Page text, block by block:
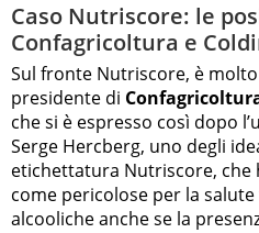
Caso Nutriscore: le
Confagricoltura e
Sul fronte Nutriscore, è
presidente di
che si è espresso così dopo
Serge Hercberg, uno degli
etichettatura Nutriscore,
come pericolose per la
alcooliche anche se la